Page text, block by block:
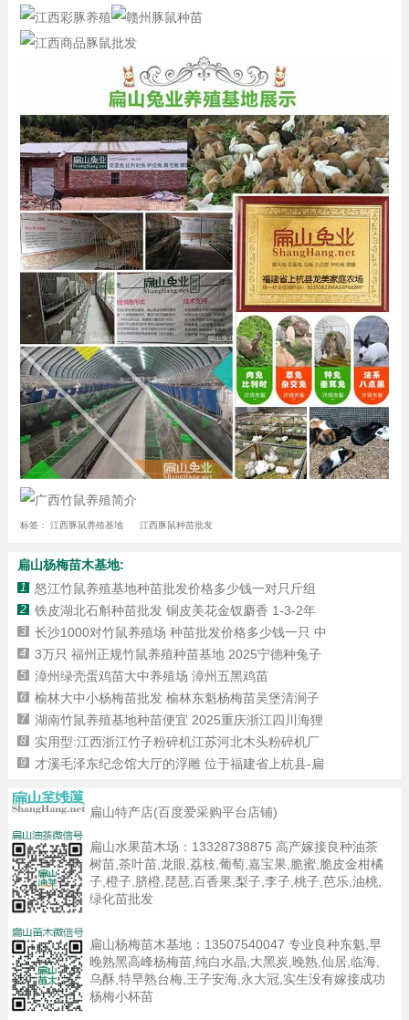
标签： 江西豚鼠养殖基地 江西豚鼠种苗批发
扁山杨梅苗木基地:
1 怒江竹鼠养殖基地种苗批发价格多少钱一对只斤组
2 铁皮湖北石斛种苗批发 铜皮美花金钗麝香 1-3-2年
3 长沙1000对竹鼠养殖场 种苗批发价格多少钱一只 中
4 3万只 福州正规竹鼠养殖种苗基地 2025宁德种兔子
5 漳州绿壳蛋鸡苗大中养殖场 漳州五黑鸡苗
6 榆林大中小杨梅苗批发 榆林东魁杨梅苗吴堡清涧子
7 湖南竹鼠养殖基地种苗便宜 2025重庆浙江四川海狸
8 实用型:江西浙江竹子粉碎机江苏河北木头粉碎机厂
9 才溪毛泽东纪念馆大厅的浮雕 位于福建省上杭县-扁
扁山特产店(百度爱采购平台店铺)
扁山水果苗木场： 13328738875 高产嫁接良种油茶
树苗,茶叶苗,龙眼,荔枝,葡萄,嘉宝果,脆蜜,脆皮金柑橘
子,橙子,脐橙,琵琶,百香果,梨子,李子,桃子,芭乐,油桃,
绿化苗批发
扁山杨梅苗木基地： 13507540047 专业良种东魁,早
晚熟黑高峰杨梅苗,纯白水晶,大黑炭,晚熟,仙居,临海,
乌酥,特早熟台梅,王子安海,永大冠,实生没有嫁接成功
杨梅小杯苗